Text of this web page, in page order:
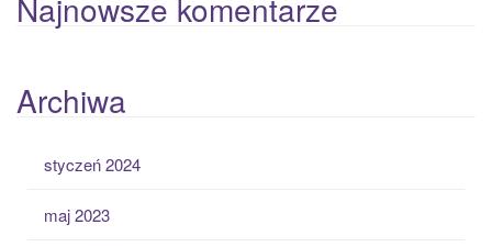
Archiwa
styczeń 2024
maj 2023